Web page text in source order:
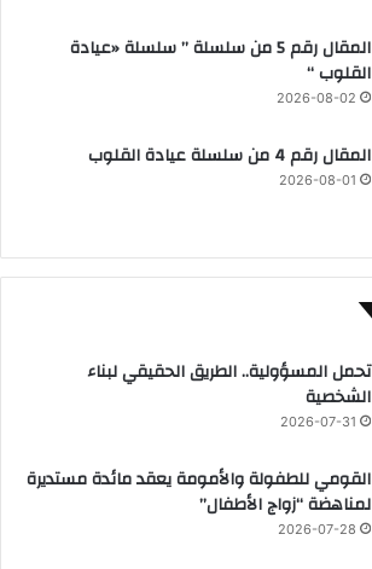
المقال رقم 5 من سلسلة ” سلسلة «عيادة
القلوب “
2026-08-02
المقال رقم 4 من سلسلة عيادة القلوب
2026-08-01
تحمل المسؤولية.. الطريق الحقيقي لبناء
الشخصية
2026-07-31
القومي للطفولة والأمومة يعقد مائدة مستديرة
لمناهضة “زواج الأطفال”
2026-07-28